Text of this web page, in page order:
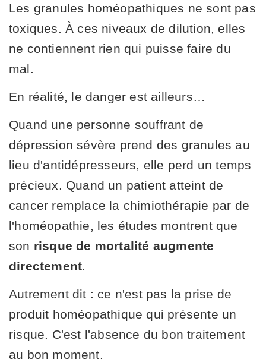
Les granules homéopathiques ne sont pas
toxiques. À ces niveaux de dilution, elles
ne contiennent rien qui puisse faire du
mal.
En réalité, le danger est ailleurs…
Quand une personne souffrant de
dépression sévère prend des granules au
lieu d'antidépresseurs, elle perd un temps
précieux. Quand un patient atteint de
cancer remplace la chimiothérapie par de
l'homéopathie, les études montrent que
son risque de mortalité augmente
directement
Autrement dit : ce n'est pas la prise de
produit homéopathique qui présente un
risque. C'est l'absence du bon traitement
au bon moment.